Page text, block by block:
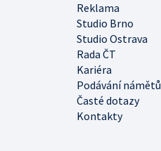
Reklama
Studio Brno
Studio Ostrava
Rada ČT
Kariéra
Podávání námětů
Časté dotazy
Kontakty